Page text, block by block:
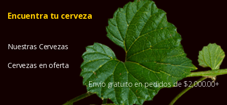
Encuentra tu cerveza
Nuestras Cervezas
Cervezas en oferta
Envío gratuito en pedidos de $2,000.00+